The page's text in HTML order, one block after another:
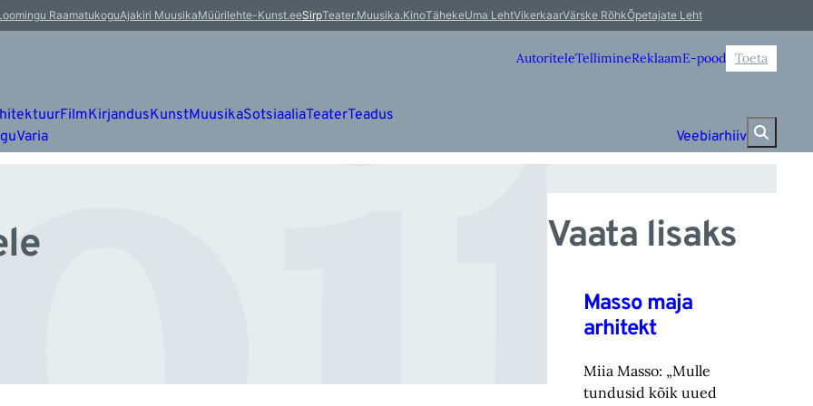
RaamatukoguAjakiri MuusikaMüürilehte-Kunst.eeSirpTeater.Muusika.KinoTähekeUma LehtVikerkaarVärske RõhkÕpetajate Leht
AutoriteleTellimineReklaamE-pood Toeta
FilmKirjandusKunstMuusikaSotsiaaliaTeaterTeadus
Varia Veebiarhiiv
Vaata lisaks
Masso maja
arhitekt
Miia Masso: „Mulle
tundusid kõik uued